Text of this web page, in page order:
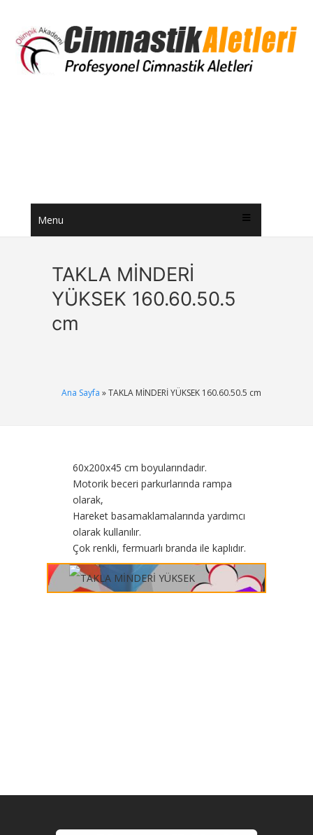
Menu
TAKLA MİNDERİ
YÜKSEK 160.60.50.5
cm
Ana Sayfa » TAKLA MİNDERİ YÜKSEK 160.60.50.5 cm
60x200x45 cm boyularındadır.
Motorik beceri parkurlarında rampa
olarak,
Hareket basamaklamalarında yardımcı
olarak kullanılır.
Çok renkli, fermuarlı branda ile kaplıdır.